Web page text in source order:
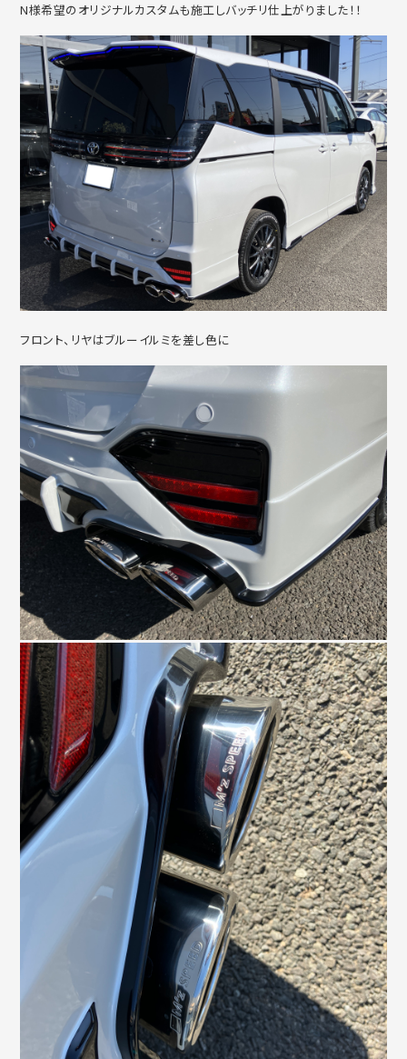
N様希望のオリジナルカスタムも施工しバッチリ仕上がりました！！
フロント、リヤはブルーイルミを差し色に